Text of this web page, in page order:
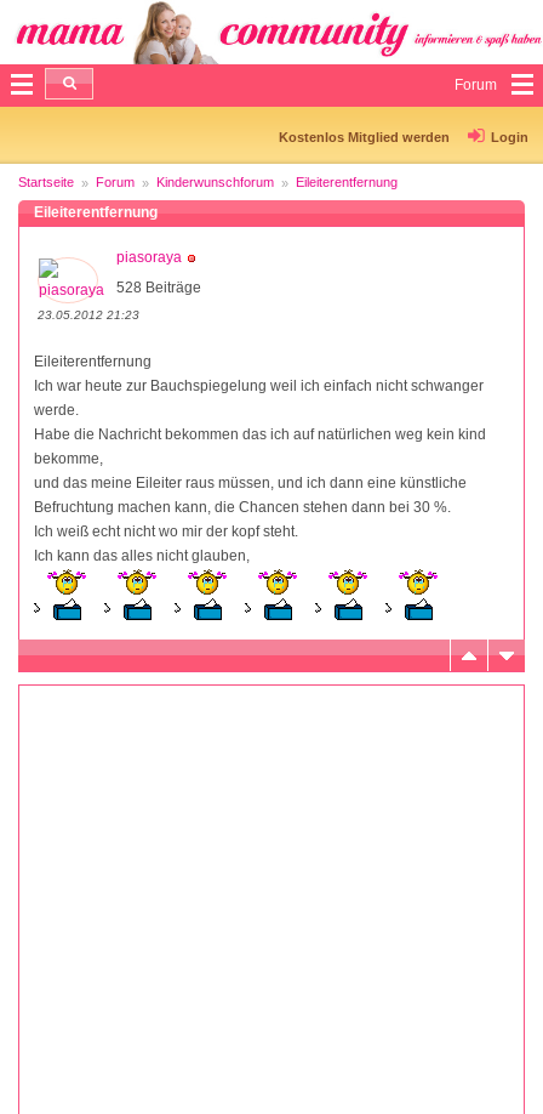
Forum
Kostenlos Mitglied werden Login
Startseite Forum Kinderwunschforum Eileiterentfernung
Eileiterentfernung
piasoraya
528 Beiträge
23.05.2012 21:23
Eileiterentfernung
Ich war heute zur Bauchspiegelung weil ich einfach nicht schwanger
werde.
Habe die Nachricht bekommen das ich auf natürlichen weg kein kind
bekomme,
und das meine Eileiter raus müssen, und ich dann eine künstliche
Befruchtung machen kann, die Chancen stehen dann bei 30 %.
Ich weiß echt nicht wo mir der kopf steht.
Ich kann das alles nicht glauben,